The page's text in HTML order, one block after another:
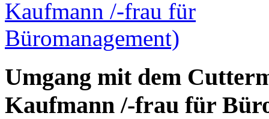
Umgang mit dem
Kaufmann /-frau für